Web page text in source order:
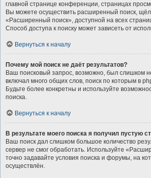
главной странице конференции, страницах
Вы можете осуществить расширенный поиск,
«Расширенный поиск», доступной на всех
Способ доступа к поиску может зависеть от
Вернуться к началу
Почему мой поиск не даёт результатов?
Ваш поисковый запрос, возможно, был слишком
включал много общих слов, поиск по которым в
Будьте более конкретны и используйте
поиска.
Вернуться к началу
В результате моего поиска я получил пустую
Ваш поиск дал слишком большое количество
сервер не смог обработать. Используйте
точно задавайте условия поиска и форумы, на
осуществлён.